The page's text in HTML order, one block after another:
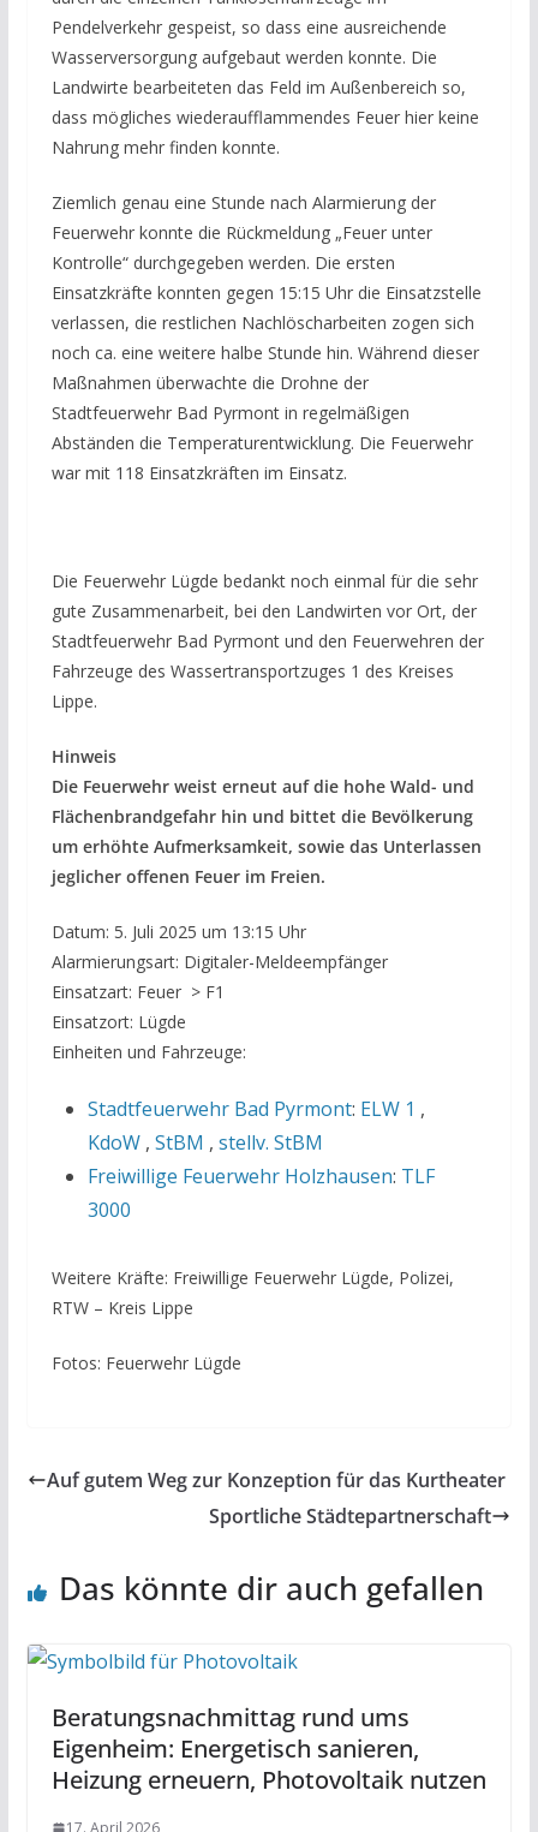
Pendelverkehr gespeist, so dass eine ausreichende
Wasserversorgung aufgebaut werden konnte. Die
Landwirte bearbeiteten das Feld im Außenbereich so,
dass mögliches wiederaufflammendes Feuer hier keine
Nahrung mehr finden konnte.
Ziemlich genau eine Stunde nach Alarmierung der
Feuerwehr konnte die Rückmeldung „Feuer unter
Kontrolle“ durchgegeben werden. Die ersten
Einsatzkräfte konnten gegen 15:15 Uhr die Einsatzstelle
verlassen, die restlichen Nachlöscharbeiten zogen sich
noch ca. eine weitere halbe Stunde hin. Während dieser
Maßnahmen überwachte die Drohne der
Stadtfeuerwehr Bad Pyrmont in regelmäßigen
Abständen die Temperaturentwicklung. Die Feuerwehr
war mit 118 Einsatzkräften im Einsatz.
Die Feuerwehr Lügde bedankt noch einmal für die sehr
gute Zusammenarbeit, bei den Landwirten vor Ort, der
Stadtfeuerwehr Bad Pyrmont und den Feuerwehren der
Fahrzeuge des Wassertransportzuges 1 des Kreises
Lippe.
Hinweis
Die Feuerwehr weist erneut auf die hohe Wald- und
Flächenbrandgefahr hin und bittet die Bevölkerung
um erhöhte Aufmerksamkeit, sowie das Unterlassen
jeglicher offenen Feuer im Freien.
Datum: 5. Juli 2025 um 13:15 Uhr
Alarmierungsart: Digitaler-Meldeempfänger
Einsatzart: Feuer > F1
Einsatzort: Lügde
Einheiten und Fahrzeuge:
Stadtfeuerwehr Bad Pyrmont: ELW 1 ,
KdoW, StBM , stellv. StBM
Freiwillige Feuerwehr Holzhausen: TLF
3000
Weitere Kräfte: Freiwillige Feuerwehr Lügde, Polizei,
RTW – Kreis Lippe
Fotos: Feuerwehr Lügde
Auf gutem Weg zur Konzeption für das Kurtheater
Sportliche Städtepartnerschaft
Das könnte dir auch gefallen
Beratungsnachmittag rund ums
Eigenheim: Energetisch sanieren,
Heizung erneuern, Photovoltaik nutzen